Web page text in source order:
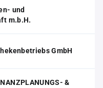
und
m.b.H.
GmbH
&